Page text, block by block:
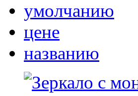
умолчанию
цене
названию